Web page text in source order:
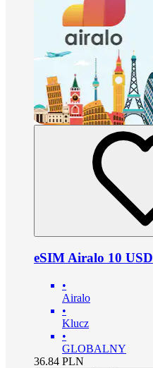
eSIM Airalo 10 USD
•
Airalo
•
Klucz
•
GLOBALNY
36.84 PLN